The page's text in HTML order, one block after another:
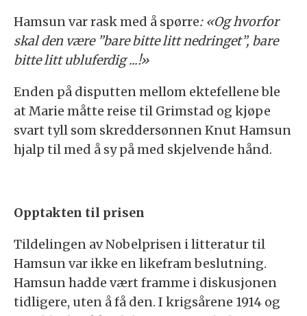
Hamsun var rask med å spørre: «Og hvorfor
skal den være ”bare bitte litt nedringet”, bare
bitte litt ubluferdig ...!»
Enden på disputten mellom ektefellene ble
at Marie måtte reise til Grimstad og kjøpe
svart tyll som skreddersønnen Knut Hamsun
hjalp til med å sy på med skjelvende hånd.
Opptakten til prisen
Tildelingen av Nobelprisen i litteratur til
Hamsun var ikke en likefram beslutning.
Hamsun hadde vært framme i diskusjonen
tidligere, uten å få den. I krigsårene 1914 og